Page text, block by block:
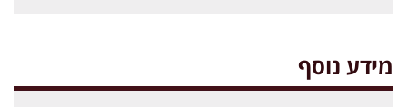
מידע נוסף